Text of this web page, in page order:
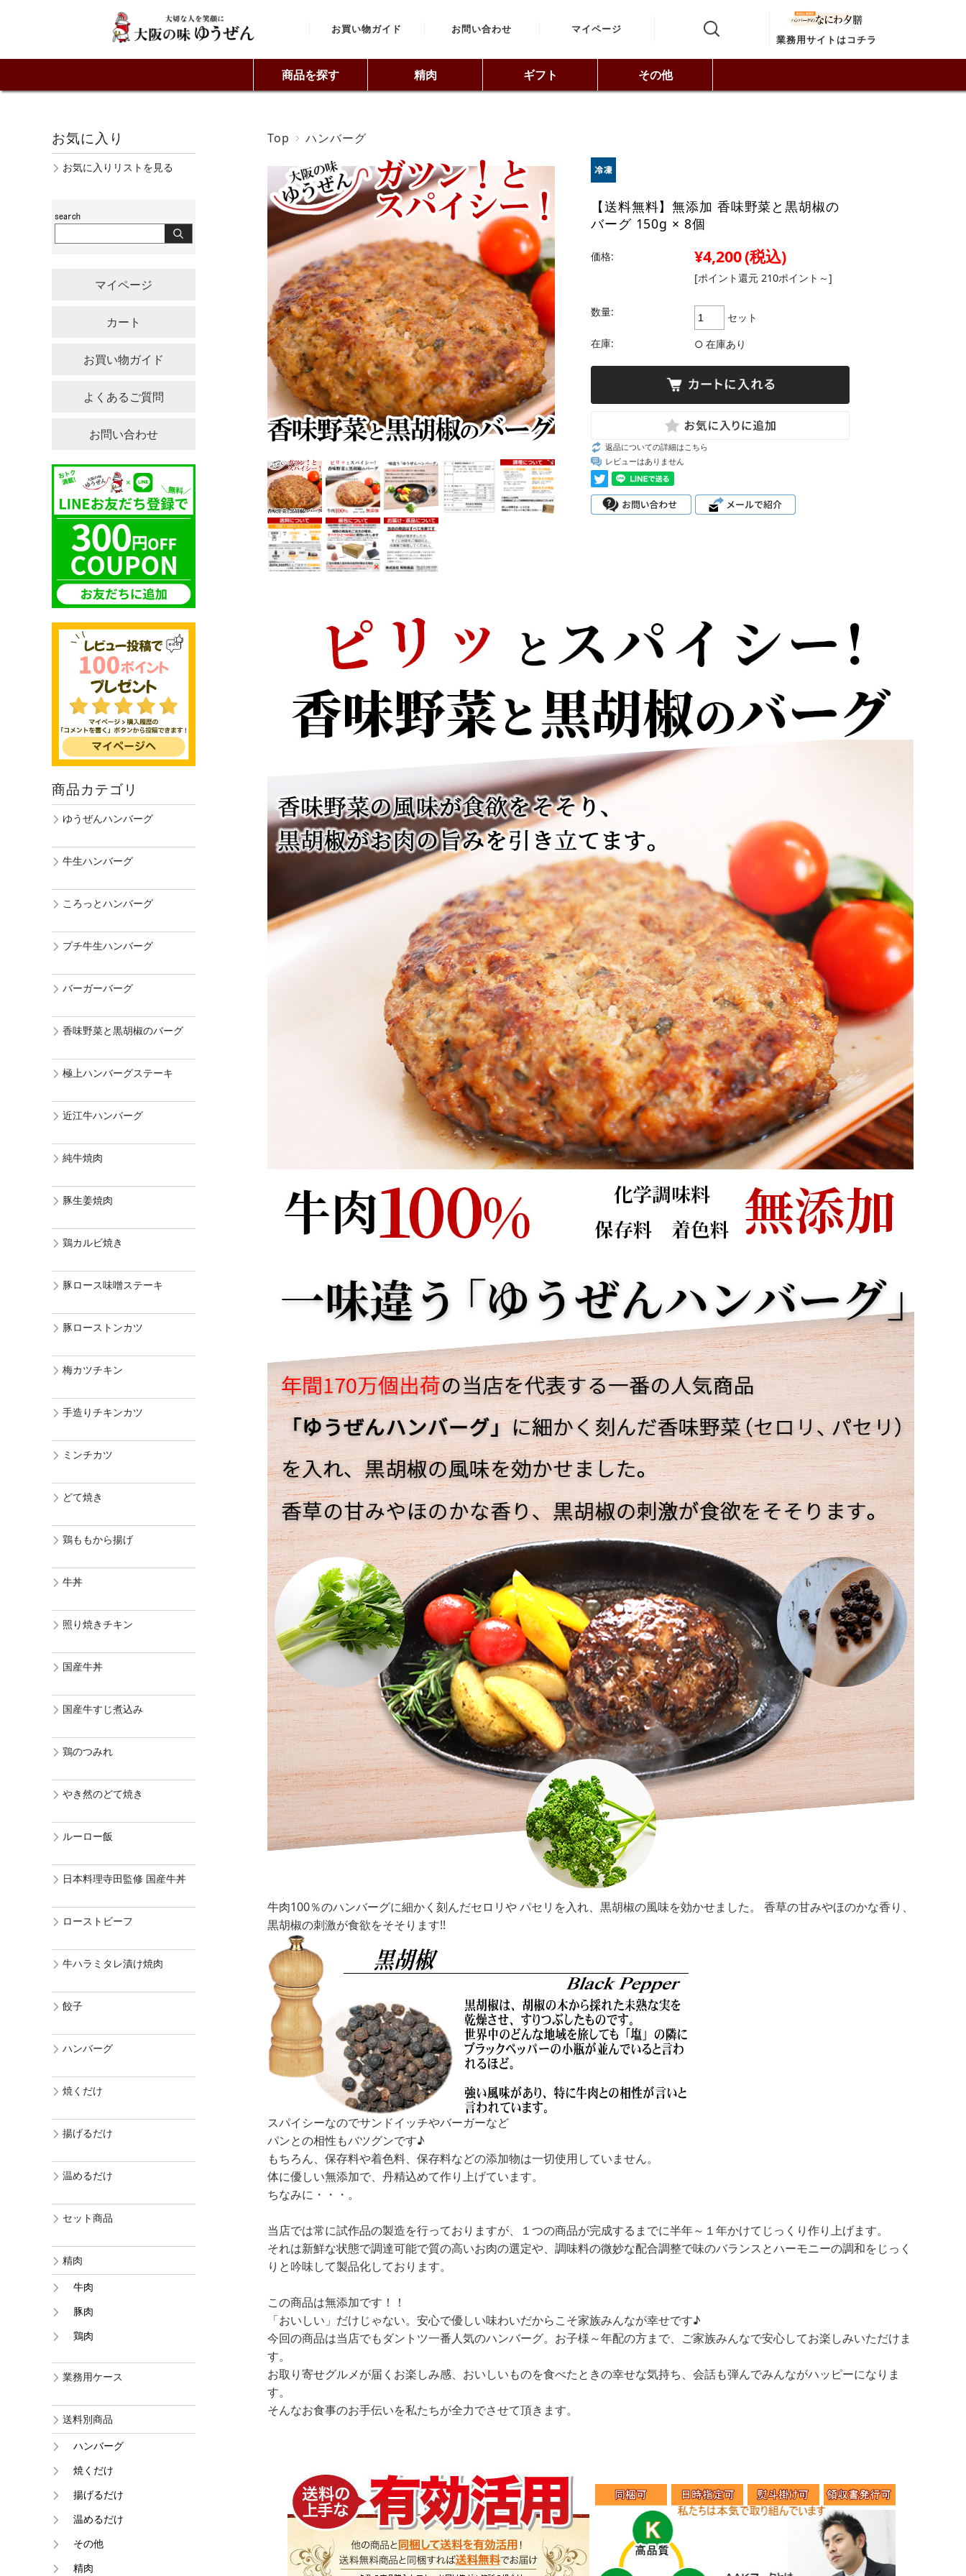
お買い物ガイド お問い合わせ
マイページ
業務用サイトはコチラ
商品を探す 精肉 ギフト その他
Top ハンバーグ
【送料無料】無添加 香味野菜と黒胡椒の
バーグ 150g × 8個
価格: ¥4,200(税込)
[ポイント還元 210ポイント～]
数量:
セット
在庫:
○ 在庫あり
返品についての詳細はこちら
レビューはありません
牛肉100％のハンバーグに細かく刻んだセロリや パセリを入れ、黒胡椒の風味を効かせました。 香草の甘みやほのかな香り、
黒胡椒の刺激が食欲をそそります!!
スパイシーなのでサンドイッチやバーガーなど
パンとの相性もバツグンです♪
もちろん、保存料や着色料、保存料などの添加物は一切使用していません。
体に優しい無添加で、丹精込めて作り上げています。
ちなみに・・・。
当店では常に試作品の製造を行っておりますが、１つの商品が完成するまでに半年～１年かけてじっくり作り上げます。
それは新鮮な状態で調達可能で質の高いお肉の選定や、調味料の微妙な配合調整で味のバランスとハーモニーの調和をじっく
りと吟味して製品化しております。
この商品は無添加です！！
「おいしい」だけじゃない。安心で優しい味わいだからこそ家族みんなが幸せです♪
今回の商品は当店でもダントツ一番人気のハンバーグ。お子様～年配の方まで、ご家族みんなで安心してお楽しみいただけま
す。
お取り寄せグルメが届くお楽しみ感、おいしいものを食べたときの幸せな気持ち、会話も弾んでみんながハッピーになりま
す。
そんなお食事のお手伝いを私たちが全力でさせて頂きます。
お気に入り
お気に入りリストを見る
マイページ
カート
お買い物ガイド
よくあるご質問
お問い合わせ
商品カテゴリ
ゆうぜんハンバーグ
牛生ハンバーグ
ころっとハンバーグ
プチ牛生ハンバーグ
バーガーバーグ
香味野菜と黒胡椒のバーグ
極上ハンバーグステーキ
近江牛ハンバーグ
純牛焼肉
豚生姜焼肉
鶏カルビ焼き
豚ロース味噌ステーキ
豚ローストンカツ
梅カツチキン
手造りチキンカツ
ミンチカツ
どて焼き
鶏ももから揚げ
牛丼
照り焼きチキン
国産牛丼
国産牛すじ煮込み
鶏のつみれ
やき然のどて焼き
ルーロー飯
日本料理寺田監修 国産牛丼
ローストビーフ
牛ハラミタレ漬け焼肉
餃子
ハンバーグ
焼くだけ
揚げるだけ
温めるだけ
セット商品
精肉
牛肉
豚肉
鶏肉
業務用ケース
送料別商品
ハンバーグ
焼くだけ
揚げるだけ
温めるだけ
その他
精肉